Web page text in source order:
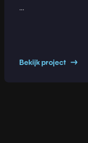
…
Bekijk project